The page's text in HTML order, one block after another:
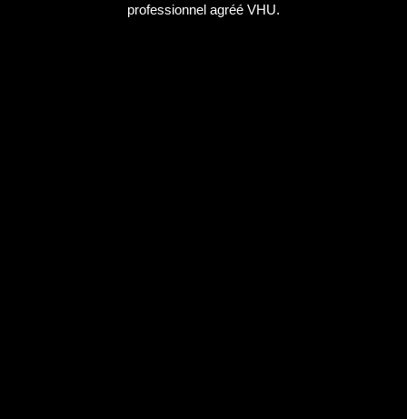
professionnel agréé VHU.